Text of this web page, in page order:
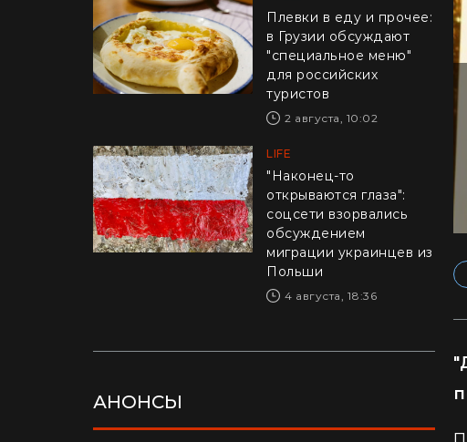
Плевки в еду и прочее:
в Грузии обсуждают
"специальное меню"
для российских
туристов
2 августа, 10:02
LIFE
"Наконец-то
открываются глаза":
соцсети взорвались
обсуждением
миграции украинцев из
Польши
4 августа, 18:36
АНОНСЫ